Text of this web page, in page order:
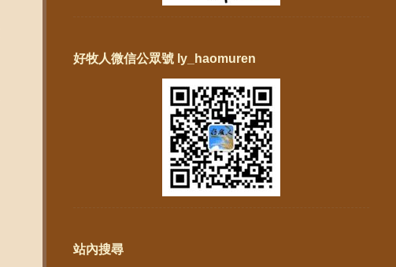
好牧人微信公眾號 ly_haomuren
站內搜尋